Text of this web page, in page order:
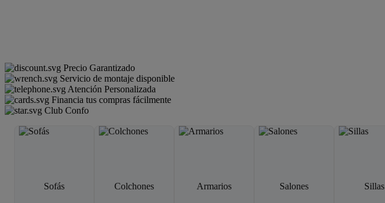
Precio Garantizado
Servicio de montaje disponible
Atención Personalizada
Financia tus compras fácilmente
Club Confo
Sofás Colchones Armarios Salones Sillas